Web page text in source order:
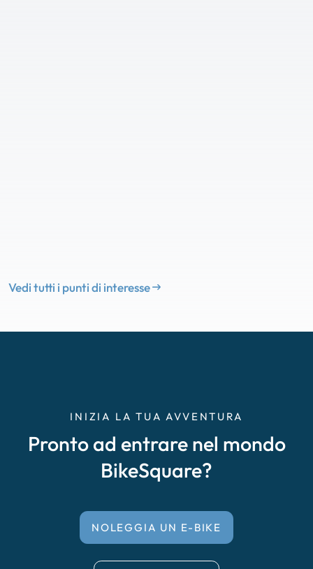
Vedi tutti i punti di interesse
INIZIA LA TUA AVVENTURA
Pronto ad entrare nel mondo
BikeSquare?
NOLEGGIA UN E-BIKE